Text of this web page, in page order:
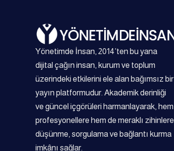
Yönetimde İnsan, 2014’ten bu yana
dijital çağın insan, kurum ve toplum
üzerindeki etkilerini ele alan bağımsız bir
yayın platformudur. Akademik derinliği
ve güncel içgörüleri harmanlayarak, hem
profesyonellere hem de meraklı zihinlere
düşünme, sorgulama ve bağlantı kurma
imkânı sağlar.